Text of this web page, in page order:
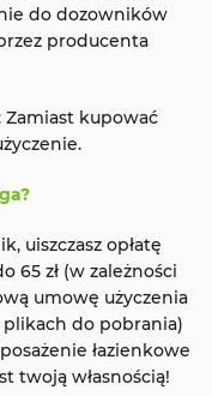
do dozowników
producenta
kupować
uiszczasz opłatę
65 zł (w zależności
umowę użyczenia
do pobrania)
łazienkowe
twoją własnością!